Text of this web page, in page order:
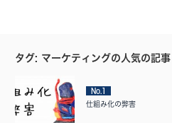
タグ: マーケティングの人気の記事
No.1
仕組み化の弊害